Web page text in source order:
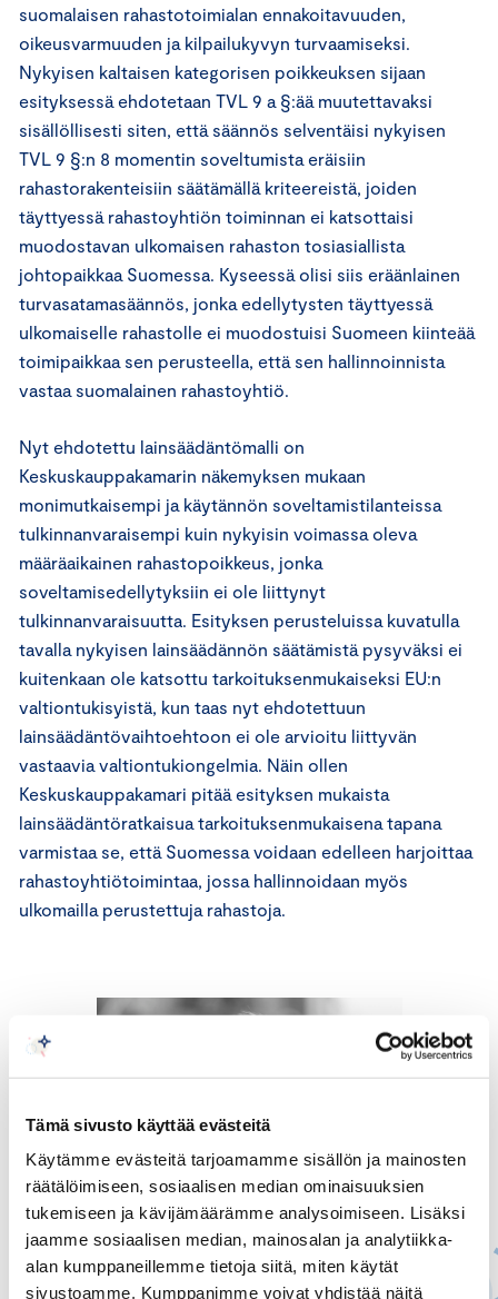
Tämä sivusto käyttää evästeitä
Käytämme evästeitä tarjoamamme sisällön ja mainosten
räätälöimiseen, sosiaalisen median ominaisuuksien
tukemiseen ja kävijämäärämme analysoimiseen. Lisäksi
jaamme sosiaalisen median, mainosalan ja analytiikka-
alan kumppaneillemme tietoja siitä, miten käytät
sivustoamme. Kumppanimme voivat yhdistää näitä
suomalaisen rahastotoimialan ennakoitavuuden,
oikeusvarmuuden ja kilpailukyvyn turvaamiseksi.
Nykyisen kaltaisen kategorisen poikkeuksen sijaan
esityksessä ehdotetaan TVL 9 a §:ää muutettavaksi
sisällöllisesti siten, että säännös selventäisi nykyisen
TVL 9 §:n 8 momentin soveltumista eräisiin
rahastorakenteisiin säätämällä kriteereistä, joiden
täyttyessä rahastoyhtiön toiminnan ei katsottaisi
muodostavan ulkomaisen rahaston tosiasiallista
johtopaikkaa Suomessa. Kyseessä olisi siis eräänlainen
turvasatamasäännös, jonka edellytysten täyttyessä
ulkomaiselle rahastolle ei muodostuisi Suomeen kiinteää
toimipaikkaa sen perusteella, että sen hallinnoinnista
vastaa suomalainen rahastoyhtiö.
Nyt ehdotettu lainsäädäntömalli on
Keskuskauppakamarin näkemyksen mukaan
monimutkaisempi ja käytännön soveltamistilanteissa
tulkinnanvaraisempi kuin nykyisin voimassa oleva
määräaikainen rahastopoikkeus, jonka
soveltamisedellytyksiin ei ole liittynyt
tulkinnanvaraisuutta. Esityksen perusteluissa kuvatulla
tavalla nykyisen lainsäädännön säätämistä pysyväksi ei
kuitenkaan ole katsottu tarkoituksenmukaiseksi EU:n
valtiontukisyistä, kun taas nyt ehdotettuun
lainsäädäntövaihtoehtoon ei ole arvioitu liittyvän
vastaavia valtiontukiongelmia. Näin ollen
Keskuskauppakamari pitää esityksen mukaista
lainsäädäntöratkaisua tarkoituksenmukaisena tapana
varmistaa se, että Suomessa voidaan edelleen harjoittaa
rahastoyhtiötoimintaa, jossa hallinnoidaan myös
ulkomailla perustettuja rahastoja.